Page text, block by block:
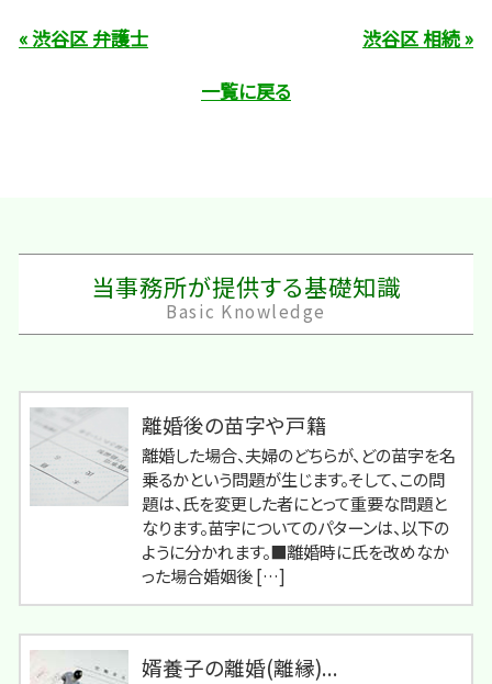
« 渋谷区 弁護士
渋谷区 相続 »
一覧に戻る
当事務所が提供する基礎知識
Basic Knowledge
離婚後の苗字や戸籍
離婚した場合、夫婦のどちらが、どの苗字を名
乗るかという問題が生じます。そして、この問
題は、氏を変更した者にとって重要な問題と
なります。苗字についてのパターンは、以下の
ように分かれます。■離婚時に氏を改めなか
った場合婚姻後 […]
婿養子の離婚(離縁)...